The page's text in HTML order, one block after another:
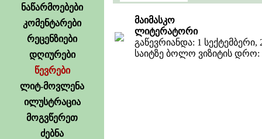
ნაწარმოებები
კომენტარები
რეცენზიები
დღიურები
წევრები
ლიტ-მოვლენა
ილუსტრაცია
მოგვწერეთ
ძებნა
მაიმასკო
ლიტერატორი
გაწევრიანდა: 1 სექტემბერი,
საიტზე ბოლო ვიზიტის დრო: